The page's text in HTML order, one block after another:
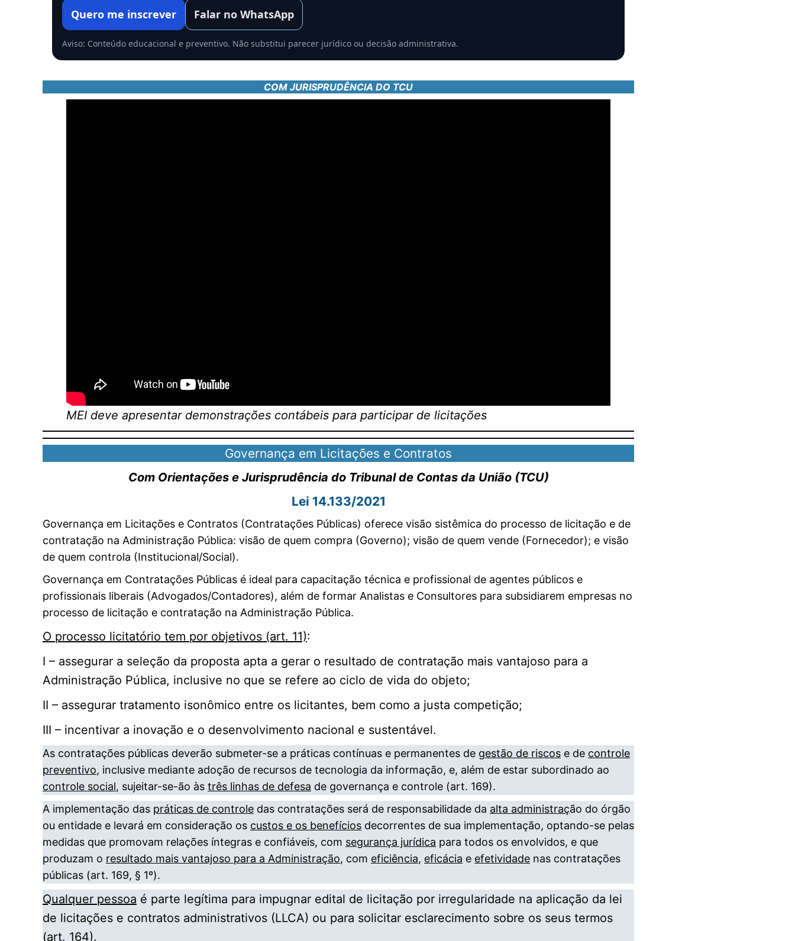
Quero me inscrever Falar no WhatsApp
Aviso: Conteúdo educacional e preventivo. Não substitui parecer jurídico ou decisão administrativa.
COM JURISPRUDÊNCIA DO TCU
MEI deve apresentar demonstrações contábeis para participar de licitações
Governança em Licitações e Contratos
Com Orientações e Jurisprudência do Tribunal de Contas da União (TCU)
Lei 14.133/2021
Governança em Licitações e Contratos (Contratações Públicas) oferece visão sistêmica do processo de licitação e de
contratação na Administração Pública: visão de quem compra (Governo); visão de quem vende (Fornecedor); e visão
de quem controla (Institucional/Social).
Governança em Contratações Públicas é ideal para capacitação técnica e profissional de agentes públicos e
profissionais liberais (Advogados/Contadores), além de formar Analistas e Consultores para subsidiarem empresas no
processo de licitação e contratação na Administração Pública.
O processo licitatório tem por objetivos (art. 11):
I – assegurar a seleção da proposta apta a gerar o resultado de contratação mais vantajoso para a
Administração Pública, inclusive no que se refere ao ciclo de vida do objeto;
II – assegurar tratamento isonômico entre os licitantes, bem como a justa competição;
III – incentivar a inovação e o desenvolvimento nacional e sustentável.
As contratações públicas deverão submeter-se a práticas contínuas e permanentes de gestão de riscos e de controle
preventivo, inclusive mediante adoção de recursos de tecnologia da informação, e, além de estar subordinado ao
controle social, sujeitar-se-ão às três linhas de defesa de governança e controle (art. 169).
A implementação das práticas de controle das contratações será de responsabilidade da alta administração do órgão
ou entidade e levará em consideração os custos e os benefícios decorrentes de sua implementação, optando-se pelas
medidas que promovam relações íntegras e confiáveis, com segurança jurídica para todos os envolvidos, e que
produzam o resultado mais vantajoso para a Administração, com eficiência, eficácia e efetividade nas contratações
públicas (art. 169, § 1º).
Qualquer pessoa é parte legítima para impugnar edital de licitação por irregularidade na aplicação da lei
de licitações e contratos administrativos (LLCA) ou para solicitar esclarecimento sobre os seus termos
(art. 164).